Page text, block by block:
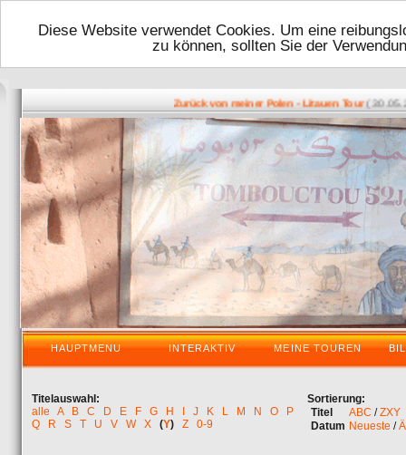
Diese Website verwendet Cookies. Um eine
zu können, sollten Sie der
Zurück von meiner Polen - Litauen Tour(
HAUPTMENU INTERAKTIV MEINE TOUREN
Titelauswahl:
alle
A B C D E F G H J K L M N O
P
Q
R S T U V W X (Y) Z 0-9
Sortierung:
Titel
ABC /ZXY
Datum Neueste /